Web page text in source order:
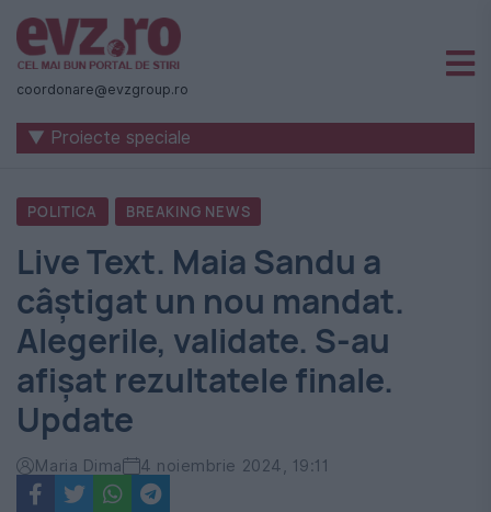
Știri
naționale
internaționale
România
-
Evenimentul
Zilei
coordonare@evzgroup.ro
▼ Proiecte speciale
POLITICA BREAKING NEWS
Live Text. Maia Sandu a
câștigat un nou mandat.
Alegerile, validate. S-au
afișat rezultatele finale.
Update
Maria Dima 4 noiembrie 2024, 19:11